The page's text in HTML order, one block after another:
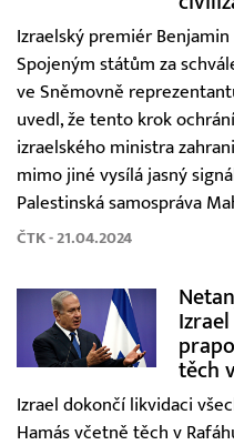
Izraelský premiér
Spojeným státům za
ve Sněmovně
uvedl, že tento krok
izraelského ministra
mimo jiné vysílá jasný
Palestinská samospráva
ČTK - 21.04.2024
těch
Izrael dokončí likvidaci
Hamás včetně těch v